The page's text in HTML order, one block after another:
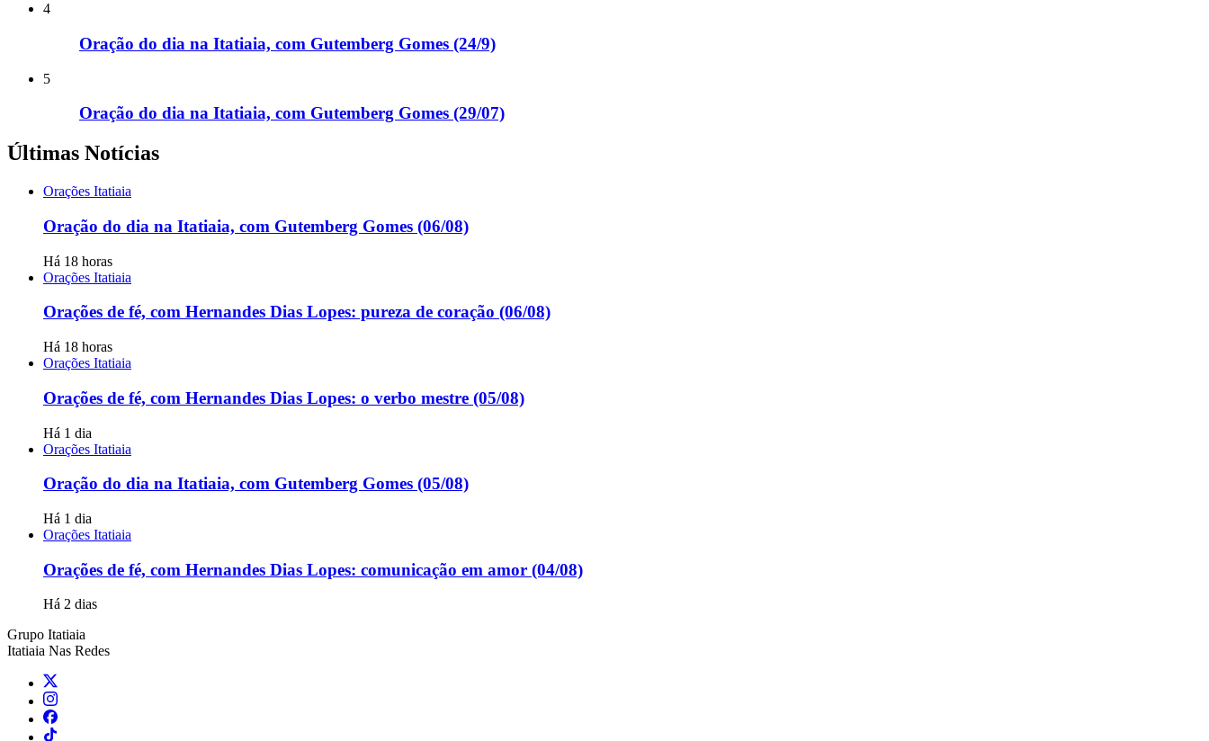
4
Oração do dia na Itatiaia, com Gutemberg Gomes (24/9)
5
Oração do dia na Itatiaia, com Gutemberg Gomes (29/07)
Últimas Notícias
Orações Itatiaia
Oração do dia na Itatiaia, com Gutemberg Gomes (06/08)
Há 18 horas
Orações Itatiaia
Orações de fé, com Hernandes Dias Lopes: pureza de coração (06/08)
Há 18 horas
Orações Itatiaia
Orações de fé, com Hernandes Dias Lopes: o verbo mestre (05/08)
Há 1 dia
Orações Itatiaia
Oração do dia na Itatiaia, com Gutemberg Gomes (05/08)
Há 1 dia
Orações Itatiaia
Orações de fé, com Hernandes Dias Lopes: comunicação em amor (04/08)
Há 2 dias
Grupo Itatiaia
Itatiaia Nas Redes